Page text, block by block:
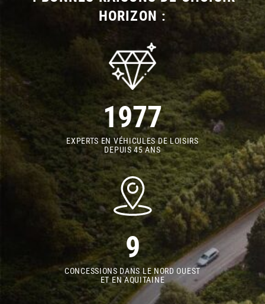
HORIZON :
1977
EXPERTS EN VÉHICULES DE LOISIRS
DEPUIS 45 ANS
9
CONCESSIONS DANS LE NORD OUEST
ET EN AQUITAINE